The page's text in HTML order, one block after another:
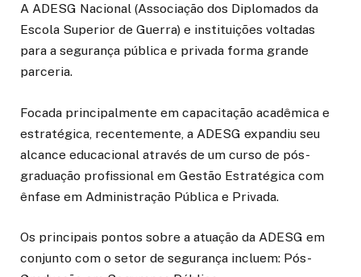
A ADESG Nacional (Associação dos Diplomados da
Escola Superior de Guerra) e instituições voltadas
para a segurança pública e privada forma grande
parceria.
Focada principalmente em capacitação acadêmica e
estratégica, recentemente, a ADESG expandiu seu
alcance educacional através de um curso de pós-
graduação profissional em Gestão Estratégica com
ênfase em Administração Pública e Privada.
Os principais pontos sobre a atuação da ADESG em
conjunto com o setor de segurança incluem: Pós-